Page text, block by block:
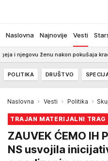
Naslovna Najnovije Vesti
ženu nakon pokušaja krađe: Opet
POLITIKA DRUŠTVO
Naslovna Vesti Politika
TRAJAN MATERIJALNI TRAG
ZAUVEK ĆEMO IH
NS usvojila